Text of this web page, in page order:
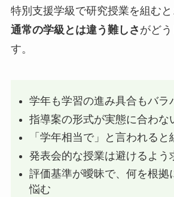
特別支援学級で研究授業を組むと
通常の学級とは違う難しさ がど
す。
学年も学習の進み具合もバラ
指導案の形式が実態に合わな
「学年相当で」と言われると
発表会的な授業は避けるよう
評価基準が曖昧で、何を根拠
悩む